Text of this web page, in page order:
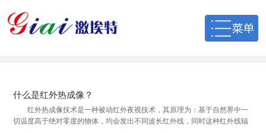
什么是红外热成像？
红外热成像技术是一种被动红外夜视技术，其原理为：基于自然界中一
切温度高于绝对零度的物体，均会发出不同波长红外线，同时这种红外线辐